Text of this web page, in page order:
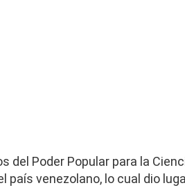
del Poder Popular para la
país venezolano, lo cual dio